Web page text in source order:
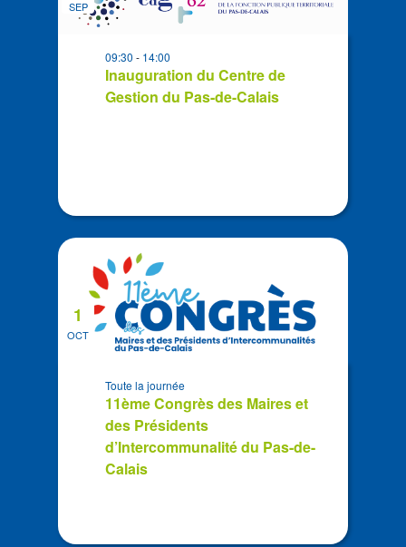
events
Photo
View
SEP
Inauguration du Centre de
Gestion du Pas-de-Calais
09:30- 14:00
OCT
1
11ème Congrès des Maires et
des Présidents
d’Intercommunalité du Pas-de-
Calais
Toute la journée